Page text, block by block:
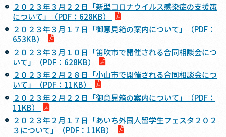
２０２３年３月２２日「新型コロナウイルス感染症の支援策
について」（PDF：628KB）
２０２３年３月１７日「御意見箱の案内について」（PDF：
653KB）
２０２３年３月１０日「笛吹市で開催される合同相談会につ
いて」（PDF：628KB）
２０２３年２月２８日「小山市で開催される合同相談会につ
いて」（PDF：11KB）
２０２３年２月２２日「御意見箱の案内について」（PDF：
11KB）
２０２３年２月１７日「あいち外国人留学生フェスタ２０２
３について」（PDF：11KB）